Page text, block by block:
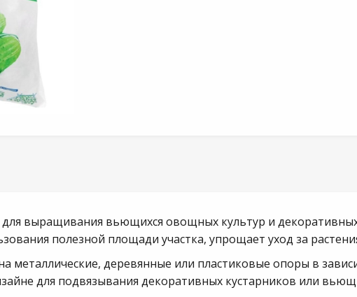
выращивания вьющихся овощных культур и
полезной площади участка, упрощает уход за
металлические, деревянные или пластиковые опоры в
для подвязывания декоративных кустарников или